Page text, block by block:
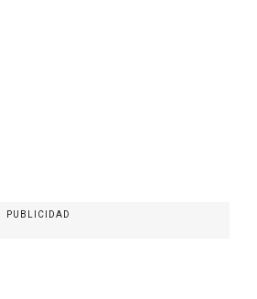
PUBLICIDAD